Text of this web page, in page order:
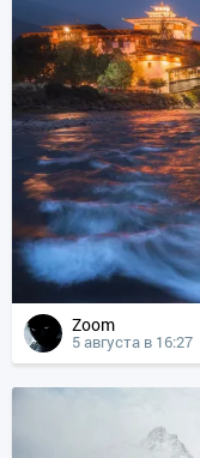
Zoom
5 августа в 16:27